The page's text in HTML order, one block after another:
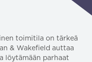
toimitila on tärkeä
& Wakefield auttaa
löytämään parhaat